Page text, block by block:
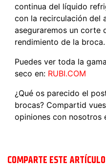
continua del líquido
con la recirculación del
aseguraremos un corte
rendimiento de la broca.
Puedes ver toda la
seco en: RUBI.COM
¿Qué os parecido el
brocas? Compartid
opiniones con nosotros
COMPARTE ESTE ARTÍCULO